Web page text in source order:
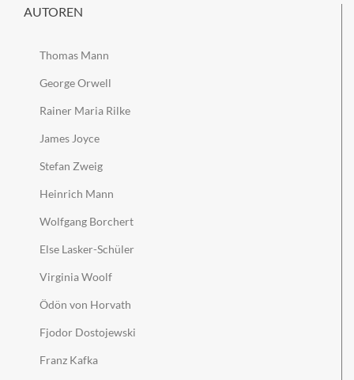
AUTOREN
Thomas Mann
George Orwell
Rainer Maria Rilke
James Joyce
Stefan Zweig
Heinrich Mann
Wolfgang Borchert
Else Lasker-Schüler
Virginia Woolf
Ödön von Horvath
Fjodor Dostojewski
Franz Kafka